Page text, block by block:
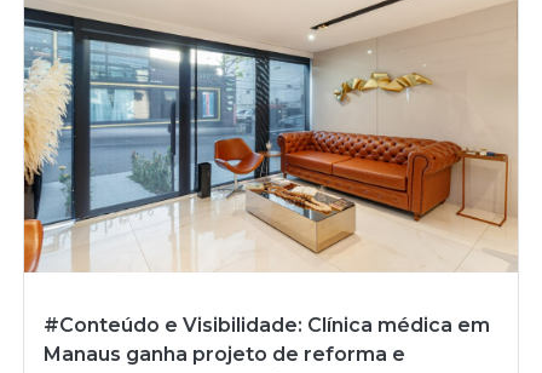
#Conteúdo e Visibilidade: Clínica médica em
Manaus ganha projeto de reforma e